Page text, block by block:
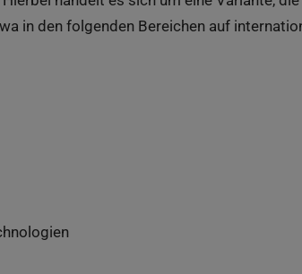
in den folgenden Bereichen auf